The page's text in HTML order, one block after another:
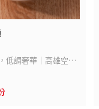
低調奢華｜高雄空廚
工法，以牛骨與蔬果